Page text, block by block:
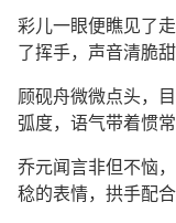
彩儿一眼便瞧见了
了挥手，声音清脆
顾砚舟微微点头，
弧度，语气带着惯
乔元闻言非但不恼
稔的表情，拱手配